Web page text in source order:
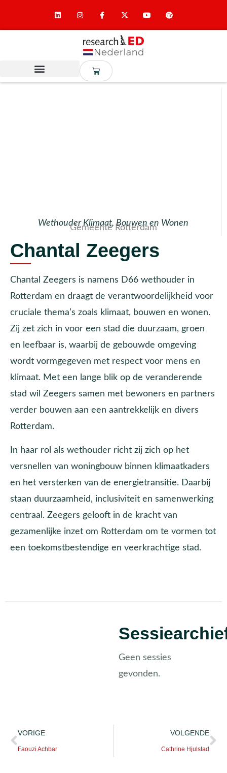
Wethouder Klimaat, Bouwen en Wonen
Gemeente Rotterdam
Chantal Zeegers
Chantal Zeegers is namens D66 wethouder in
Rotterdam en draagt de verantwoordelijkheid voor
cruciale thema’s zoals klimaat, bouwen en wonen.
Zij zet zich in voor een stad die duurzaam, groen
en leefbaar is, waarbij de gebouwde omgeving
wordt vormgegeven met respect voor mens en
klimaat. Met een lange blik op de veranderende
stad wil Zeegers samen met bewoners en partners
verder bouwen aan een aantrekkelijk en divers
Rotterdam.
In haar rol als wethouder richt zij zich op het
versnellen van woningbouw binnen klimaatkaders
en het versterken van de energietransitie. Daarbij
staan duurzaamheid, inclusiviteit en samenwerking
centraal. Zeegers gelooft in de kracht van
gezamenlijke inzet om Rotterdam om te vormen tot
een toekomstbestendige en veerkrachtige stad.
Geen sessies
gevonden.
VORIGE
Faouzi Achbar
VOLGENDE
Cathrine Hjulstad